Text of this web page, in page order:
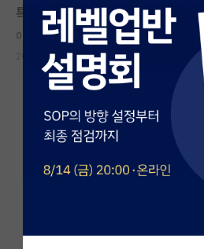
국내대학원 정보
연구실&오픈랩
커뮤니티
커뮤니티 홈
전체글보기
베스트 게시판
자유 게시판(아무개랩)
특수대학교 입학컷이 있나요?
이기적인 존 내시
2026.05.13 2 880